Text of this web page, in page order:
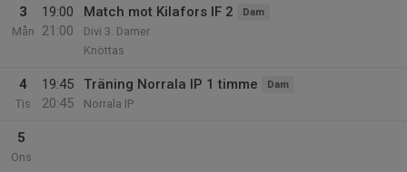
3
Mån
19:00
21:00
Match mot Kilafors IF 2 Dam
Divi 3. Damer
Knöttas
4
Tis
19:45
20:45
Träning Norrala IP 1 timme Dam
Norrala IP
5
Ons